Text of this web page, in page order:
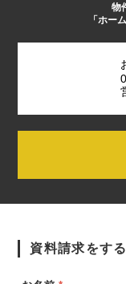
物
「ホー
資料請求をする